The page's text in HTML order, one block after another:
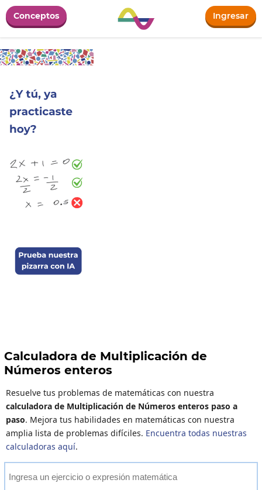
Conceptos Ingresar
Calculadora de Multiplicación de
Números enteros
Resuelve tus problemas de matemáticas con nuestra
calculadora de Multiplicación de Números enteros paso a
paso. Mejora tus habilidades en matemáticas con nuestra
amplia lista de problemas difíciles. Encuentra todas nuestras
calculadoras aquí.
Ingresa un ejercicio o expresión matemática